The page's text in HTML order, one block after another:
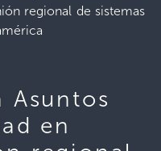
regional de sistemas
Asuntos
en